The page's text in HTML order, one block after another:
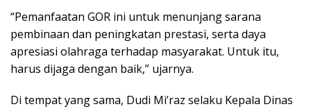
“Pemanfaatan GOR ini untuk menunjang sarana
pembinaan dan peningkatan prestasi, serta daya
apresiasi olahraga terhadap masyarakat. Untuk itu,
harus dijaga dengan baik,” ujarnya.
Di tempat yang sama, Dudi Mi’raz selaku Kepala Dinas